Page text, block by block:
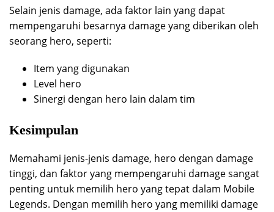
Selain jenis damage, ada faktor lain yang dapat
mempengaruhi besarnya damage yang diberikan oleh
seorang hero, seperti:
Item yang digunakan
Level hero
Sinergi dengan hero lain dalam tim
Kesimpulan
Memahami jenis-jenis damage, hero dengan damage
tinggi, dan faktor yang mempengaruhi damage sangat
penting untuk memilih hero yang tepat dalam Mobile
Legends. Dengan memilih hero yang memiliki damage